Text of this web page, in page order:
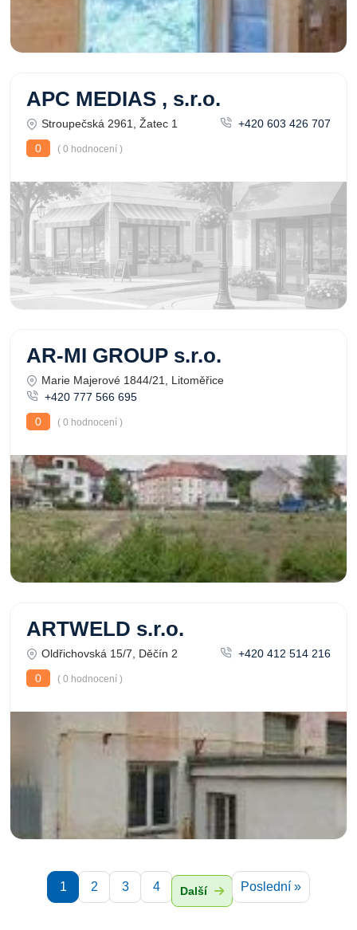
APC MEDIAS , s.r.o.
Stroupečská 2961, Žatec 1
+420 603 426 707
0
( 0 hodnocení )
AR-MI GROUP s.r.o.
Marie Majerové 1844/21, Litoměřice
+420 777 566 695
0
( 0 hodnocení )
ARTWELD s.r.o.
Oldřichovská 15/7, Děčín 2
+420 412 514 216
0
( 0 hodnocení )
1 2 3 4 Další Poslední »